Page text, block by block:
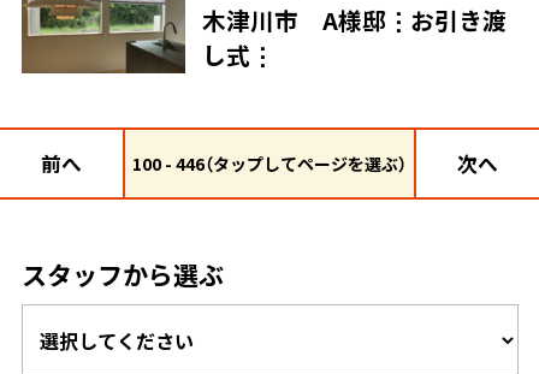
木津川市 A様邸⋮お引き渡
し式⋮
前へ 100 - 446（タップしてページを選ぶ） 次へ
スタッフから選ぶ